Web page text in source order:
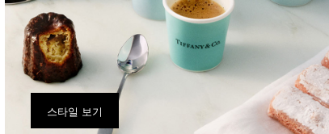
스타일 보기